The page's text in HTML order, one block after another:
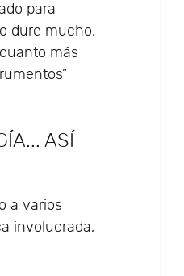
para
dure mucho,
más
ASÍ
a varios
involucrada,